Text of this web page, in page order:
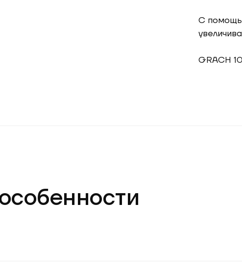
С
GRACH